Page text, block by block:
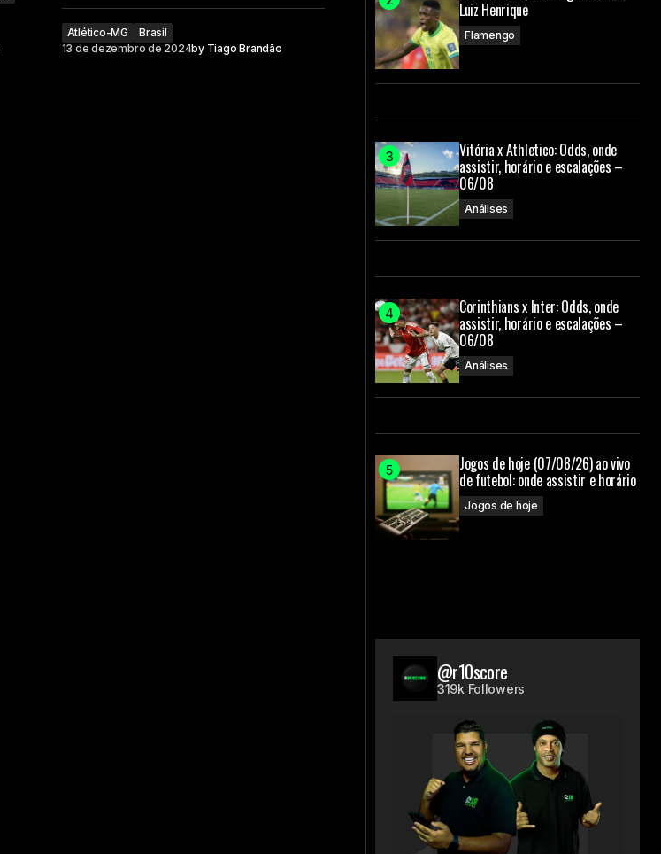
Atlético-MG
Brasil
13 de dezembro de 2024by Tiago Brandão
Luiz Henrique
Flamengo
Vitória x Athletico: Odds, onde
assistir, horário e escalações –
06/08
Análises
Corinthians x Inter: Odds, onde
assistir, horário e escalações –
06/08
Análises
Jogos de hoje (07/08/26) ao vivo
de futebol: onde assistir e horário
Jogos de hoje
@r10score
319k Followers